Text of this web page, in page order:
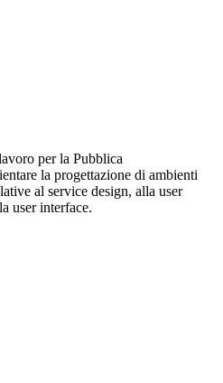
per la Pubblica
la progettazione di ambienti
al service design, alla user
user interface.